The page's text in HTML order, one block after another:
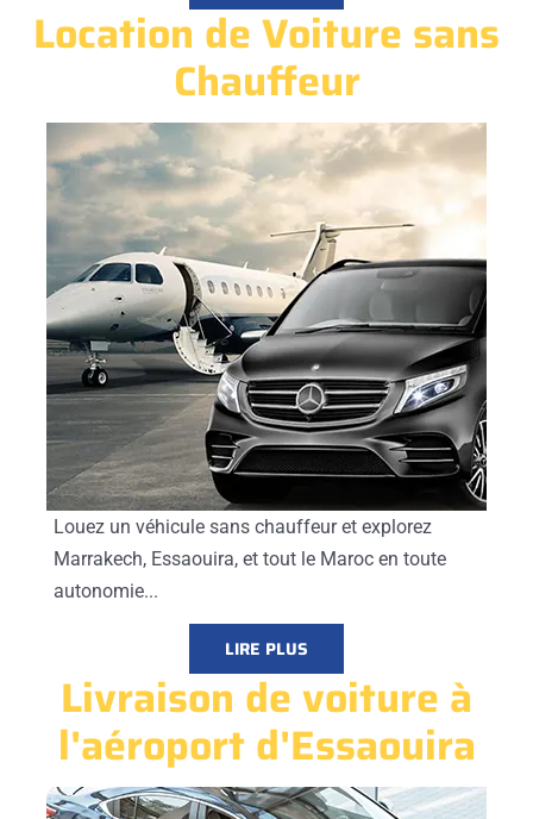
Location de Voiture sans
Chauffeur
Louez un véhicule sans chauffeur et explorez
Marrakech, Essaouira, et tout le Maroc en toute
autonomie...
LIRE PLUS
Livraison de voiture à
l'aéroport d'Essaouira